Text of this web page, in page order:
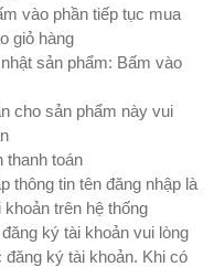
vào phần tiếp tục mua
giỏ hàng
sản phẩm: Bấm vào
cho sản phẩm này vui
thanh toán
thông tin tên đăng nhập là
trên hệ thống
ký tài khoản vui lòng
đăng ký tài khoản. Khi có